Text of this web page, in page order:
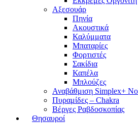
Αξεσουάρ
Πηνία
Ακουστικά
Καλύμματα
Μπαταρίες
Φορτιστές
Σακίδια
Καπέλα
Μπλούζες
Αναβάθμιση Simplex+
Πυραμίδες – Chakra
Βέργες Ραβδοσκοπίας
Θησαυροί